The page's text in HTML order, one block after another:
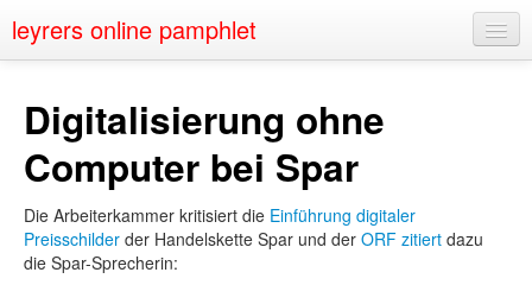
leyrers online pamphlet
About
Public Speaking
Nerd Events
Contact
Digitalisierung ohne
Computer bei Spar
Die Arbeiterkammer kritisiert die Einführung digitaler
Preisschilder der Handelskette Spar und der ORF zitiert dazu
die Spar-Sprecherin: